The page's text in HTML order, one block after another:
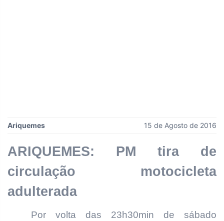
Ariquemes 15 de Agosto de 2016
ARIQUEMES: PM tira de
circulação motocicleta
adulterada
Por volta das 23h30min de sábado